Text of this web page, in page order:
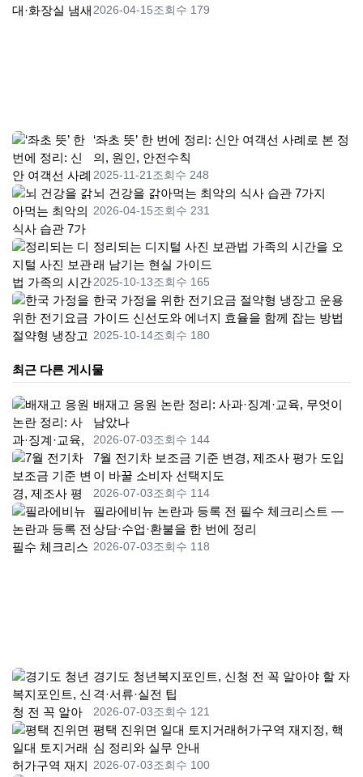
2026-04-15조회수 179
‘좌초 뜻’ 한 번에 정리: 신안 여객선 사례로 본 정
의, 원인, 안전수칙
2025-11-21 조회수 248
뇌 건강을 갉아먹는 최악의 식사 습관 7가지
2026-04-15조회수 231
정리되는 디지털 사진 보관법 가족의 시간을 오
래 남기는 현실 가이드
2025-10-13조회수 165
한국 가정을 위한 전기요금 절약형 냉장고 운용
가이드 신선도와 에너지 효율을 함께 잡는 방법
2025-10-14조회수 180
최근 다른 게시물
배재고 응원 논란 정리: 사과·징계·교육, 무엇이
남았나
2026-07-03조회수 144
7월 전기차 보조금 기준 변경, 제조사 평가 도입
이 바꿀 소비자 선택지도
2026-07-03조회수 114
필라에비뉴 논란과 등록 전 필수 체크리스트 —
상담·수업·환불을 한 번에 정리
2026-07-03조회수 118
경기도 청년복지포인트, 신청 전 꼭 알아야 할 자
격·서류·실전 팁
2026-07-03조회수 121
평택 진위면 일대 토지거래허가구역 재지정, 핵
심 정리와 실무 안내
2026-07-03조회수 100